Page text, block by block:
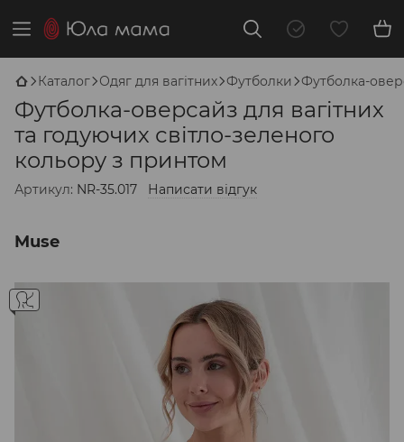
Каталог Одяг для вагітних Футболки Футболка-
Футболка-оверсайз для вагітних
та годуючих світло-зеленого
кольору з принтом
Артикул: NR-35.017 Написати відгук
Muse